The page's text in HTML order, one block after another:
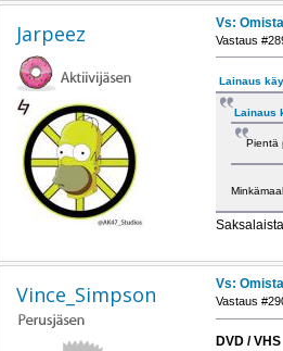
Jarpeez Vs:
Vastaus
Lainaus
Lainaus
Pientä
Vince_Simpson Vs:
Vastaus
DVD / VHS